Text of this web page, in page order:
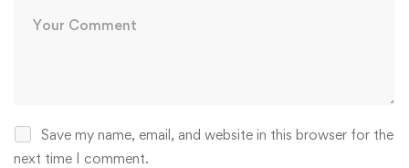
Save my name, email, and website in this browser for the
next time I comment.